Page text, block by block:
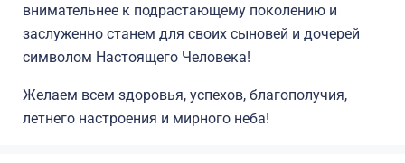
внимательнее к подрастающему поколению и
заслуженно станем для своих сыновей и дочерей
символом Настоящего Человека!
Желаем всем здоровья, успехов, благополучия,
летнего настроения и мирного неба!